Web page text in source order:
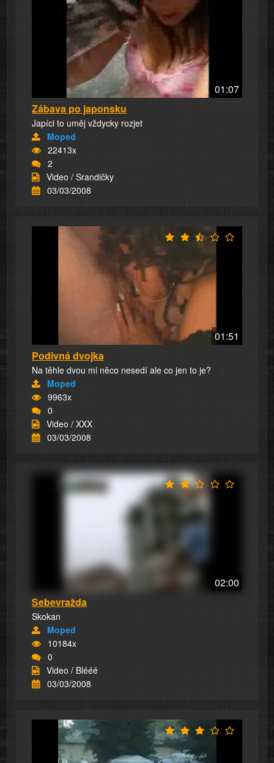
01:07
Zábava po japonsku
Japíci to uměj vždycky rozjet
Moped
22413x
2
Video / Srandičky
03/03/2008
01:51
Podivná dvojka
Na těhle dvou mi něco nesedí ale co jen to je?
Moped
9963x
0
Video / XXX
03/03/2008
02:00
Sebevražda
Skokan
Moped
10184x
0
Video / Blééé
03/03/2008